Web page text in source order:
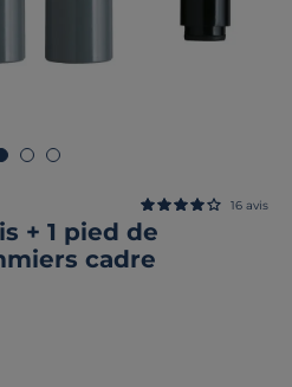
+ 1 pied de
cadre
16 avis